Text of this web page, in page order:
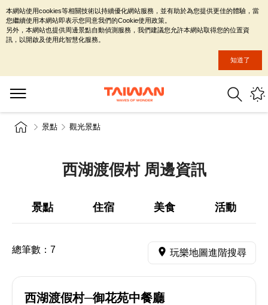
景點 觀光景點
西湖渡假村 周邊資訊
景點 住宿 美食 活動
總筆數： 7 玩樂地圖進階搜尋
西湖渡假村─御花苑中餐廳
本網站使用cookies等相關技術以持續優化網站服務，並有助於為您提供更佳的體驗，當
您繼續使用本網站即表示您同意我們的Cookie使用政策。
另外，本網站也提供周邊景點自動偵測服務，我們建議您允許本網站取得您的位置資
訊，以開啟及使用此智慧化服務。
知道了